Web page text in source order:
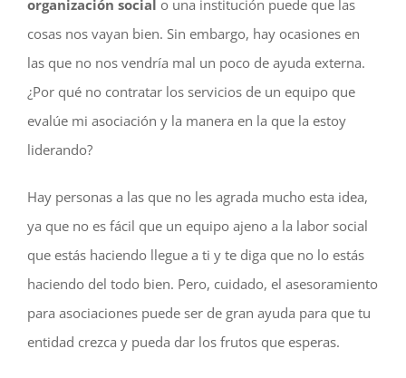
organización social o una institución puede que las
cosas nos vayan bien. Sin embargo, hay ocasiones en
las que no nos vendría mal un poco de ayuda externa.
¿Por qué no contratar los servicios de un equipo que
evalúe mi asociación y la manera en la que la estoy
liderando?
Hay personas a las que no les agrada mucho esta idea,
ya que no es fácil que un equipo ajeno a la labor social
que estás haciendo llegue a ti y te diga que no lo estás
haciendo del todo bien. Pero, cuidado, el asesoramiento
para asociaciones puede ser de gran ayuda para que tu
entidad crezca y pueda dar los frutos que esperas.